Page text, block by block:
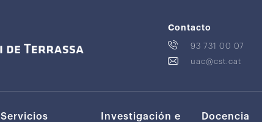
Contacto
93 731 00 07
uac@cst.cat
Servicios
Investigación e
Docencia